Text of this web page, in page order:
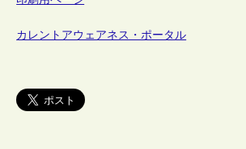
カレントアウェアネス・ポータル